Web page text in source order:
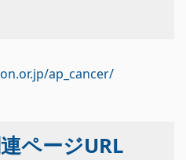
ap_cancer/
ページURL